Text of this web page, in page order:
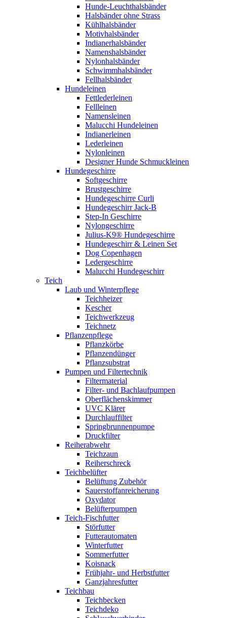
Hunde-Leuchthalsbänder
Halsbänder ohne Strass
Kühlhalsbänder
Motivhalsbänder
Indianerhalsbänder
Namenshalsbänder
Nylonhalsbänder
Schwimmhalsbänder
Fellhalsbänder
Hundeleinen
Fettlederleinen
Fellleinen
Namensleinen
Malucchi Hundeleinen
Indianerleinen
Lederleinen
Nylonleinen
Designer Hunde Schmuckleinen
Hundegeschirre
Softgeschirre
Brustgeschirre
Hundegeschirre Curli
Hundegeschirr Jack-B
Step-In Geschirre
Nylongeschirre
Julius-K9® Hundegeschirre
Hundegeschirr & Leinen Set
Dog Copenhagen
Ledergeschirre
Malucchi Hundegeschirr
Teich
Laub und Winterpflege
Teichheizer
Kescher
Teichwerkzeug
Teichnetz
Pflanzenpflege
Pflanzkörbe
Pflanzendünger
Pflanzsubstrat
Pumpen und Filtertechnik
Filtermaterial
Filter- und Bachlaufpumpen
Oberflächenskimmer
UVC Klärer
Durchlauffilter
Springbrunnenpumpe
Druckfilter
Reiherabwehr
Teichzaun
Reiherschreck
Teichbelüfter
Belüftung Zubehör
Sauerstoffanreicherung
Oxydator
Belüfterpumpen
Teich-Fischfutter
Störfutter
Futterautomaten
Winterfutter
Sommerfutter
Koisnack
Frühjahr- und Herbstfutter
Ganzjahresfutter
Teichbau
Teichbecken
Teichdeko